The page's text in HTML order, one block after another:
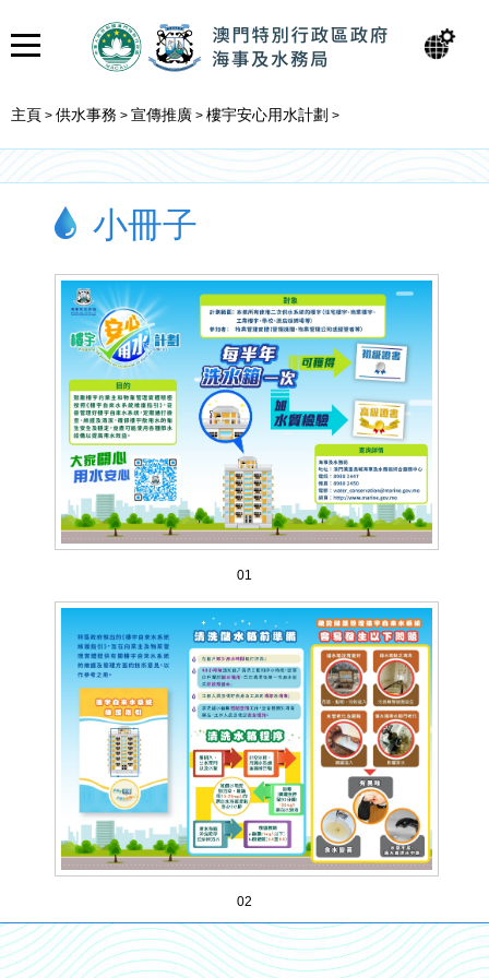
主頁 > 供水事務 > 宣傳推廣 > 樓宇安心用水計劃 >
小冊子
01
02